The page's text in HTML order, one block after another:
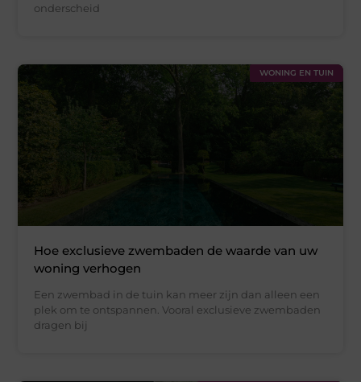
onderscheid
WONING EN TUIN
Hoe exclusieve zwembaden de waarde van uw
woning verhogen
Een zwembad in de tuin kan meer zijn dan alleen een
plek om te ontspannen. Vooral exclusieve zwembaden
dragen bij